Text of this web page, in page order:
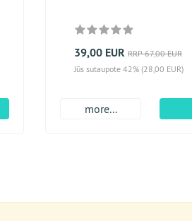
39,00 EUR RRP 67,00 EUR
Jūs sutaupote 42% (28,00 EUR)
more...